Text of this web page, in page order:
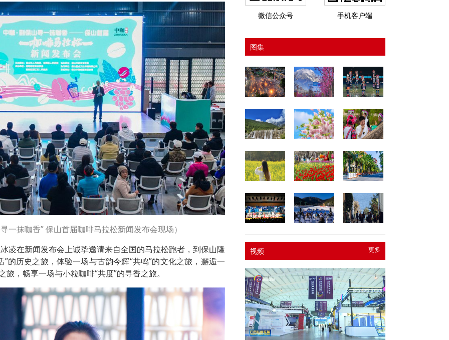
一抹咖香” 保山首届咖啡马拉松新闻发布会现场）
凌在新闻发布会上诚挚邀请来自全国的马拉松跑者，到保山隆
”的历史之旅，体验一场与古韵今辉“共鸣”的文化之旅，邂逅一
旅，畅享一场与小粒咖啡“共度”的寻香之旅。
微信公众号 手机客户端
图集
更多
视频